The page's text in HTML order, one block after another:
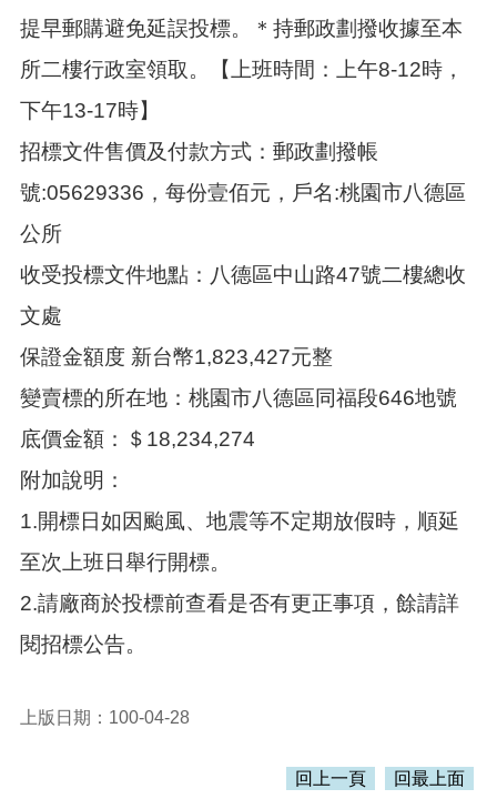
報
名
專
區
回
頁
網
站
導
覽
市
信
見
問
題
桃
園
政
隱
提早郵購避免延誤投標。＊持郵政劃撥收據至本
所二樓行政室領取。【上班時間：上午8-12時，
下午13-17時】
招標文件售價及付款方式：郵政劃撥帳
號:05629336，每份壹佰元，戶名:桃園市八德區
公所
收受投標文件地點：八德區中山路47號二樓總收
文處
保證金額度 新台幣1,823,427元整
變賣標的所在地：桃園市八德區同福段646地號
底價金額：＄18,234,274
附加說明：
1.開標日如因颱風、地震等不定期放假時，順延
至次上班日舉行開標。
2.請廠商於投標前查看是否有更正事項，餘請詳
閱招標公告。
上版日期：100-04-28
回上一頁 回最上面